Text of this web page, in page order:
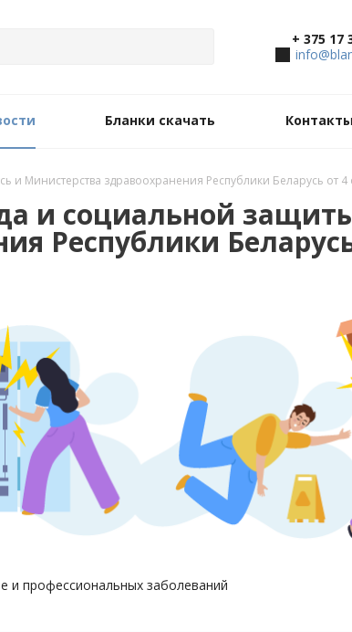
+ 375 17
Бланки скачать Контакты
Министерства здравоохранения Республики Беларусь от
и социальной
Республики
и профессиональных заболеваний